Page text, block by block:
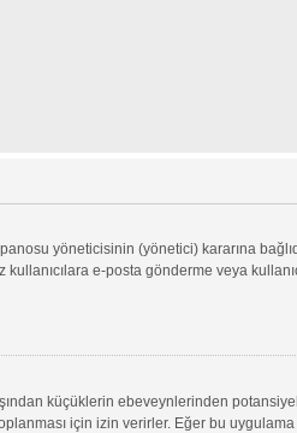
yöneticisinin (yönetici) kararına
e-posta gönderme veya
küçüklerin ebeveynlerinden
için izin verirler. Eğer bu